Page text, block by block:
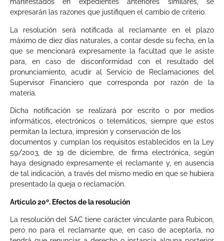
manifestados en expedientes anteriores similares, se
expresarán las razones que justifiquen el cambio de criterio.
La resolución será notificada al reclamante en el plazo
máximo de diez días naturales, a contar desde su fecha, en la
que se mencionará expresamente la facultad que le asiste
para, en caso de disconformidad con el resultado del
pronunciamiento, acudir al Servicio de Reclamaciones del
Supervisor Financiero que corresponda por razón de la
materia.
Dicha notificación se realizará por escrito o por medios
informáticos, electrónicos o telemáticos, siempre que estos
permitan la lectura, impresión y conservación de los
documentos y cumplan los requisitos establecidos en la Ley
59/2003, de 19 de diciembre, de firma electrónica, según
haya designado expresamente el reclamante y, en ausencia
de tal indicación, a través del mismo medio en que se hubiera
presentado la queja o reclamación.
Artículo 20º. Efectos de la resolución
La resolución del SAC tiene carácter vinculante para Rubicon,
pero no para el reclamante que, en caso de aceptarla, no